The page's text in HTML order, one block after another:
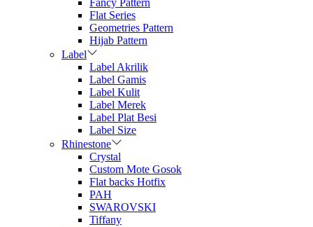
Fancy Pattern
Flat Series
Geometries Pattern
Hijab Pattern
Label
Label Akrilik
Label Gamis
Label Kulit
Label Merek
Label Plat Besi
Label Size
Rhinestone
Crystal
Custom Mote Gosok
Flat backs Hotfix
PAH
SWAROVSKI
Tiffany